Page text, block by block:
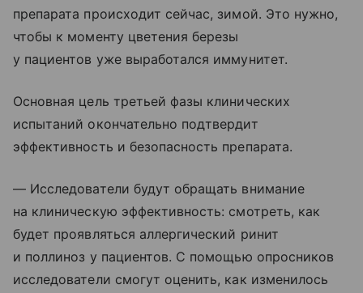
препарата происходит сейчас, зимой. Это нужно,
чтобы к моменту цветения березы
у пациентов уже выработался иммунитет.
Основная цель третьей фазы клинических
испытаний окончательно подтвердит
эффективность и безопасность препарата.
— Исследователи будут обращать внимание
на клиническую эффективность: смотреть, как
будет проявляться аллергический ринит
и поллиноз у пациентов. С помощью опросников
исследователи смогут оценить, как изменилось